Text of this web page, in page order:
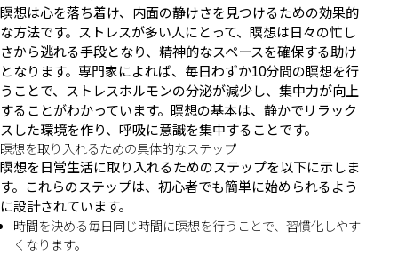
瞑想は心を落ち着け、内面の静けさを見つけるための効果的
な方法です。ストレスが多い人にとって、瞑想は日々の忙し
さから逃れる手段となり、精神的なスペースを確保する助け
となります。専門家によれば、毎日わずか10分間の瞑想を行
うことで、ストレスホルモンの分泌が減少し、集中力が向上
することがわかっています。瞑想の基本は、静かでリラック
スした環境を作り、呼吸に意識を集中することです。
瞑想を取り入れるための具体的なステップ
瞑想を日常生活に取り入れるためのステップを以下に示しま
す。これらのステップは、初心者でも簡単に始められるよう
に設計されています。
時間を決める毎日同じ時間に瞑想を行うことで、習慣化しやす
くなります。